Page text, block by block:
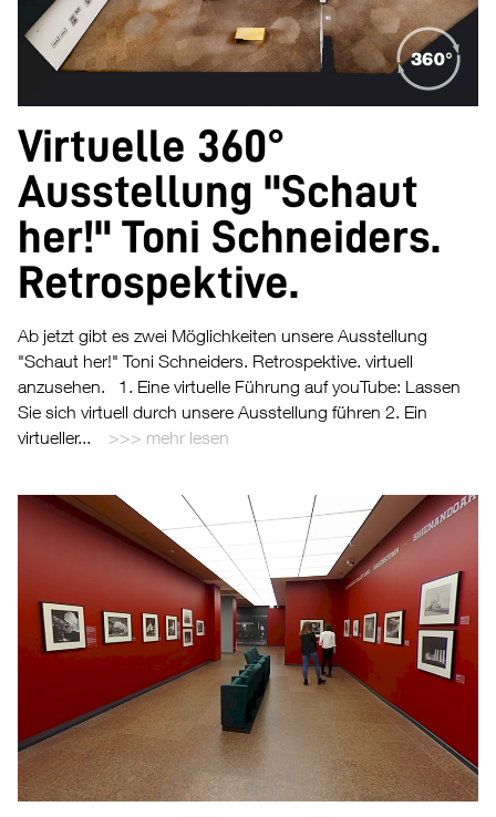
Virtuelle 360°
Ausstellung "Schaut
her!" Toni Schneiders.
Retrospektive.
Ab jetzt gibt es zwei Möglichkeiten unsere Ausstellung
"Schaut her!" Toni Schneiders. Retrospektive. virtuell
anzusehen. 1. Eine virtuelle Führung auf youTube: Lassen
Sie sich virtuell durch unsere Ausstellung führen 2. Ein
virtueller...
mehr lesen